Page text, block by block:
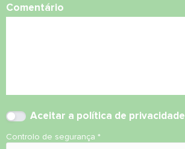
Comentário
Aceitar a política de privacidade
Controlo de segurança *